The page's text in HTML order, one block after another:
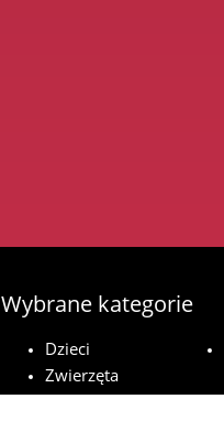
Wybrane kategorie
Dzieci
Zwierzęta
domowe